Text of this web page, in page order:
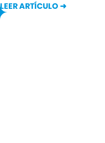
LEER ARTÍCULO ➜